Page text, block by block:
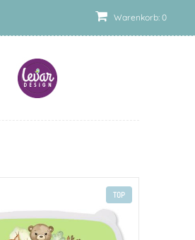
Warenkorb: 0
TOP